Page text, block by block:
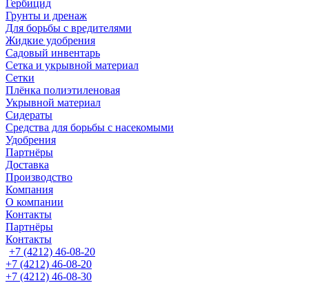
Гербицид
Грунты и дренаж
Для борьбы с вредителями
Жидкие удобрения
Садовый инвентарь
Сетка и укрывной материал
Сетки
Плёнка полиэтиленовая
Укрывной материал
Сидераты
Средства для борьбы с насекомыми
Удобрения
Партнёры
Доставка
Производство
Компания
О компании
Контакты
Партнёры
Контакты
+7 (4212) 46-08-20
+7 (4212) 46-08-20
+7 (4212) 46-08-30